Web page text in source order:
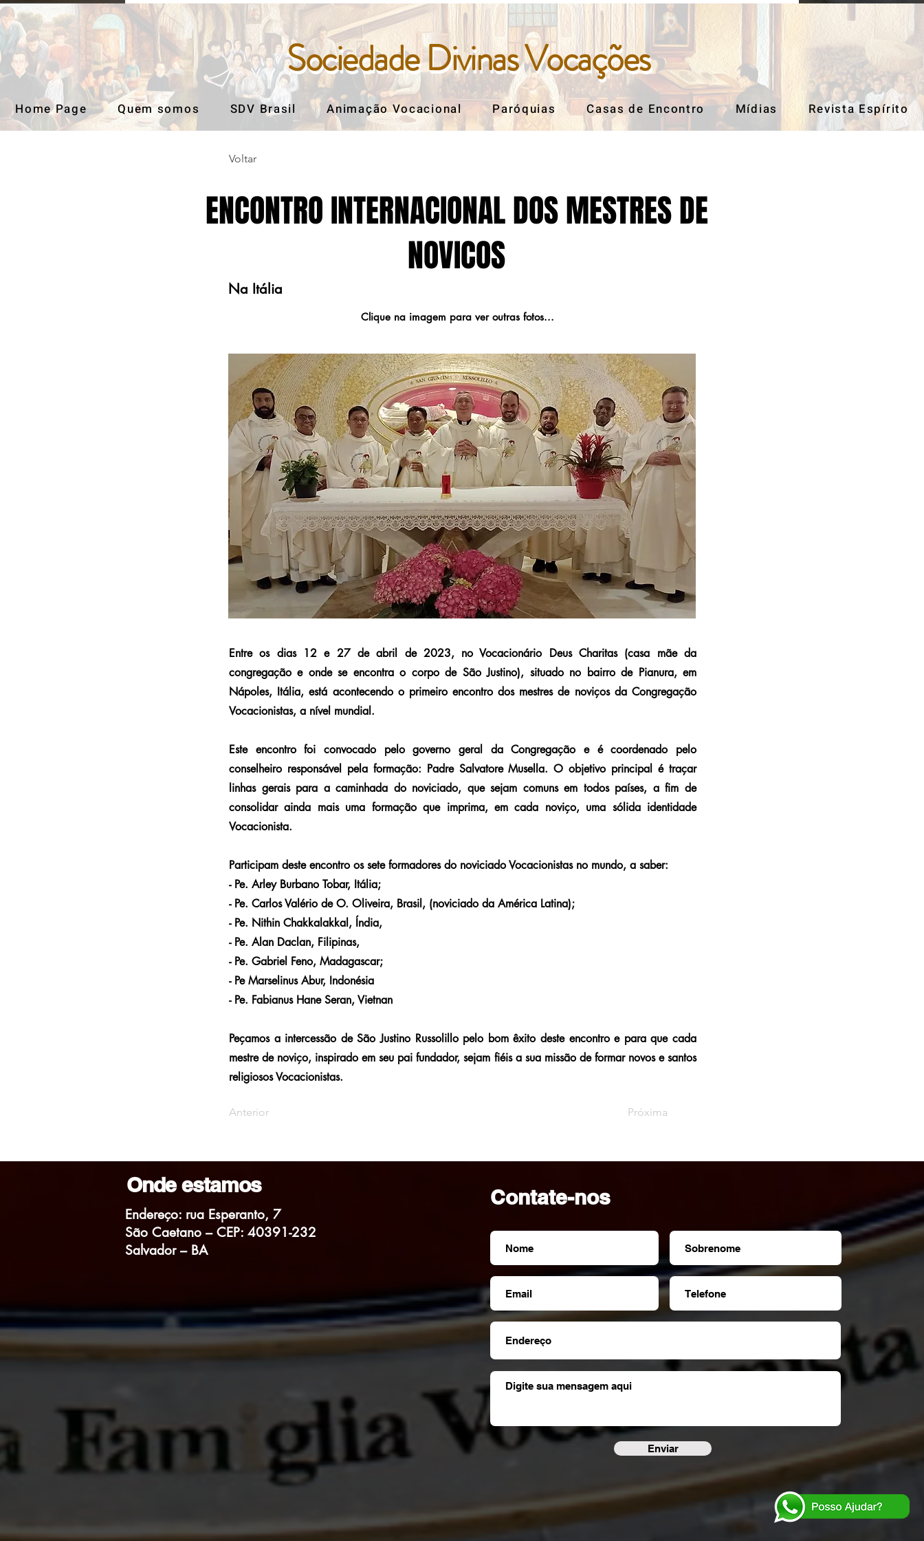
Sociedade Divinas Vocações
Sociedade Divinas Vocações
Home Page Quem somos SDV Brasil Animação Vocacional Paróquias Casas de Encontro Mídias Revista Espírito
Voltar
ENCONTRO INTERNACIONAL DOS MESTRES DE
NOVICOS
Na Itália
Clique na imagem para ver outras fotos...
Entre os dias 12 e 27 de abril de 2023, no Vocacionário Deus Charitas (casa mãe da
congregação e onde se encontra o corpo de São Justino), situado no bairro de Pianura, em
Nápoles, Itália, está acontecendo o primeiro encontro dos mestres de noviços da Congregação
Vocacionistas, a nível mundial.
Este encontro foi convocado pelo governo geral da Congregação e é coordenado pelo
conselheiro responsável pela formação: Padre Salvatore Musella. O objetivo principal é traçar
linhas gerais para a caminhada do noviciado, que sejam comuns em todos países, a fim de
consolidar ainda mais uma formação que imprima, em cada noviço, uma sólida identidade
Vocacionista.
Participam deste encontro os sete formadores do noviciado Vocacionistas no mundo, a saber:
- Pe. Arley Burbano Tobar, Itália;
- Pe. Carlos Valério de O. Oliveira, Brasil, (noviciado da América Latina);
- Pe. Nithin Chakkalakkal, Índia,
- Pe. Alan Daclan, Filipinas,
- Pe. Gabriel Feno, Madagascar;
- Pe Marselinus Abur, Indonésia
- Pe. Fabianus Hane Seran, Vietnan
Peçamos a intercessão de São Justino Russolillo pelo bom êxito deste encontro e para que cada
mestre de noviço, inspirado em seu pai fundador, sejam fiéis a sua missão de formar novos e santos
religiosos Vocacionistas.
Anterior Próxima
Onde estamos
Endereço: rua Esperanto, 7
São Caetano – CEP: 40391-232
Salvador – BA
Contate-nos
Enviar